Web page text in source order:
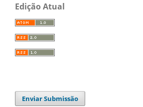
Edição Atual
Enviar Submissão